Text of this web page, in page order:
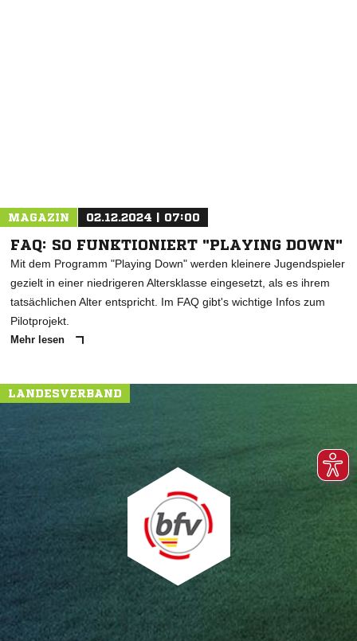
MAGAZIN 02.12.2024 | 07:00
FAQ: SO FUNKTIONIERT "PLAYING DOWN"
Mit dem Programm "Playing Down" werden kleinere Jugendspieler
gezielt in einer niedrigeren Altersklasse eingesetzt, als es ihrem
tatsächlichen Alter entspricht. Im FAQ gibt's wichtige Infos zum
Pilotprojekt.
Mehr lesen
LANDESVERBAND